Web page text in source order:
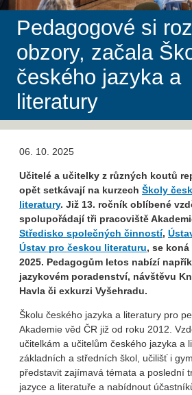
Pedagogové si
obzory, začala
českého jazyka a
literatury
06. 10. 2025
Učitelé a učitelky z různých koutů
opět setkávají na kurzech Školy
literatury. Již 13. ročník oblíbené
spolupořádají tři pracoviště
Středisko společných činností,
Ústav pro českou literaturu, se
2025. Pedagogům letos nabízí
jazykovém poradenství, návštěvu
Havla či exkurzi Vyšehradu.
Školu českého jazyka a literatury pro
Akademie věd ČR již od roku 2012.
učitelkám a učitelům českého jazyka a
základních a středních škol, učilišť i
představit zajímavá témata a poslední
jazyce a literatuře a nabídnout